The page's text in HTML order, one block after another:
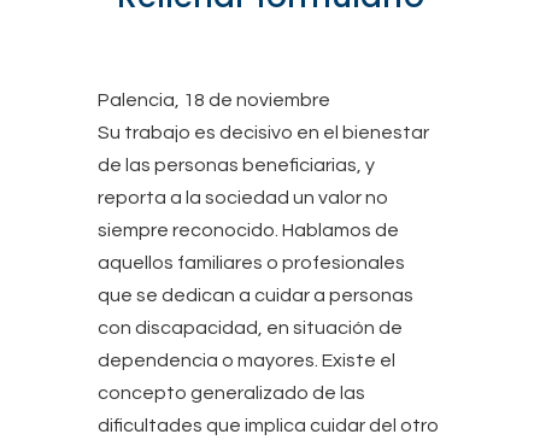
Palencia, 18 de noviembre
Su trabajo es decisivo en el bienestar
de las personas beneficiarias, y
reporta a la sociedad un valor no
siempre reconocido. Hablamos de
aquellos familiares o profesionales
que se dedican a cuidar a personas
con discapacidad, en situación de
dependencia o mayores. Existe el
concepto generalizado de las
dificultades que implica cuidar del otro